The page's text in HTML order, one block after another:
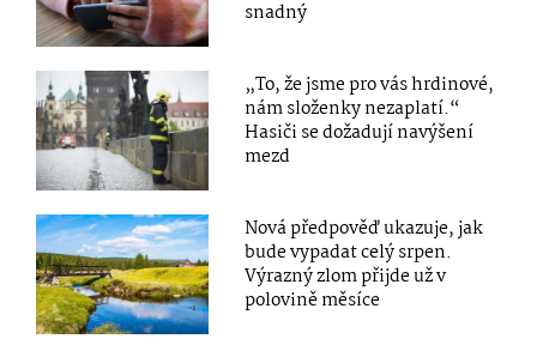
snadný
„To, že jsme pro vás hrdinové,
nám složenky nezaplatí.“
Hasiči se dožadují navýšení
mezd
Nová předpověď ukazuje, jak
bude vypadat celý srpen.
Výrazný zlom přijde už v
polovině měsíce